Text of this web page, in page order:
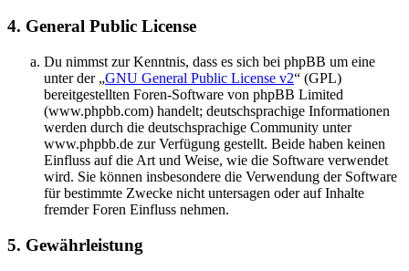
4. General Public License
Du nimmst zur Kenntnis, dass es sich bei phpBB um eine
unter der „GNU General Public License v2“ (GPL)
bereitgestellten Foren-Software von phpBB Limited
(www.phpbb.com) handelt; deutschsprachige Informationen
werden durch die deutschsprachige Community unter
www.phpbb.de zur Verfügung gestellt. Beide haben keinen
Einfluss auf die Art und Weise, wie die Software verwendet
wird. Sie können insbesondere die Verwendung der Software
für bestimmte Zwecke nicht untersagen oder auf Inhalte
fremder Foren Einfluss nehmen.
5. Gewährleistung